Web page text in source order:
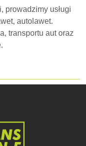
prowadzimy usługi
autolawet.
transportu aut oraz